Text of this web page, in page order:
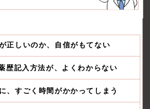
正しいのか、自信がもてない
歴記入方法が、よくわからない
、すごく時間がかかってしまう